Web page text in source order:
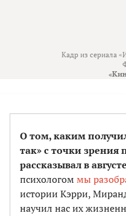
Кадр из сериала
О том, каким
так» с точки зрения
рассказывал в
психологоммы
истории Кэрри,
научил нас их